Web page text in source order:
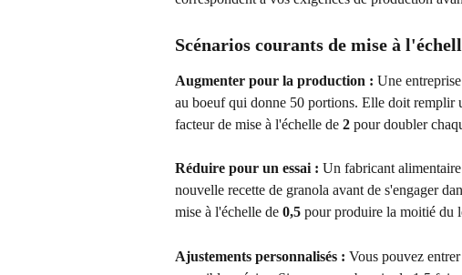
Scénarios courants de mise à
Augmenter pour la production : Une
au boeuf qui donne 50 portions. Elle doit remplir
facteur de mise à l'échelle de 2 pour doubler
Réduire pour un essai : Un fabricant
nouvelle recette de granola avant de s'engager
mise à l'échelle de 0,5 pour produire la moitié du
Ajustements personnalisés : Vous pouvez